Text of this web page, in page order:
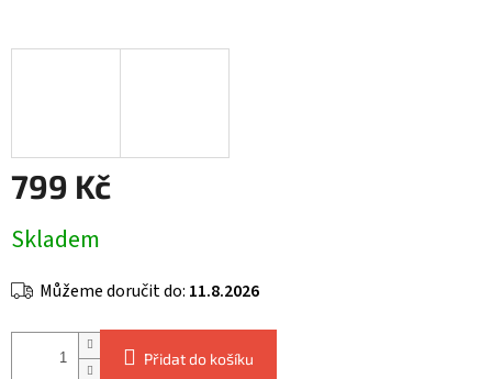
799 Kč
cena:
Skladem
Můžeme doručit do: 11.8.2026
Přidat do košíku